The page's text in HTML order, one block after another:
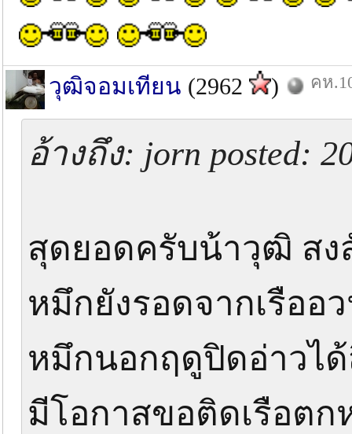
วุฒิจอมเทียน (2962 ) คห
อ้างถึง: jorn posted:
สุดยอดครับน้าวุฒิ สง
หมึกยังรอดจากเรืออ
หมึกนอกฤดูปิดอ่าวไ
มีโอกาสขอติดเรือต